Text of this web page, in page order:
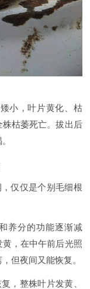
小，叶片黄化、枯
枯萎死亡。拔出后
仅仅是个别毛细根
养分的功能逐渐减
，在中午前后光照
但夜间又能恢复。
，整株叶片发黄、